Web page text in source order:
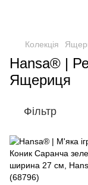
Колекція
Hansa® |
Ящериця
Фільтр